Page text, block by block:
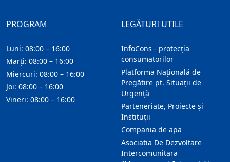
LEGĂTURI UTILE
InfoCons - protecția
consumatorilor
Platforma Națională de
Pregătire pt. Situații de
Urgență
Parteneriate, Proiecte și
Instituții
Compania de apa
Asociatia De Dezvoltare
Intercomunitara
PROGRAM
Luni: 08:00 – 16:00
Marți: 08:00 – 16:00
Miercuri: 08:00 – 16:00
Joi: 08:00 – 16:00
Vineri: 08:00 – 16:00